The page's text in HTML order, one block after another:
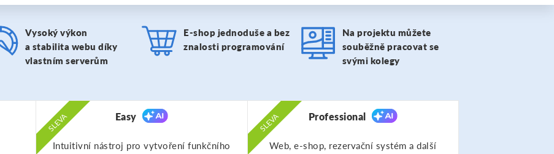
Vysoký výkon
a stabilita webu díky
vlastním serverům
E-shop jednoduše a bez
znalosti programování
Na projektu můžete
souběžně pracovat se
svými kolegy
SLEVA Easy
Intuitivní nástroj pro vytvoření funkčního
SLEVA Professional
Web, e-shop, rezervační systém a další